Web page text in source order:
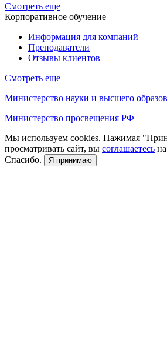
Смотреть еще
Корпоративное обучение
Информация для компаний
Преподаватели
Отзывы клиентов
Смотреть еще
Министерство науки и высшего
Министерство просвещения РФ
Мы используем cookies. Нажимая
просматривать сайт, вы соглашаетесь
Спасибо.
Я принимаю